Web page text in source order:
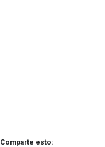
Comparte esto: